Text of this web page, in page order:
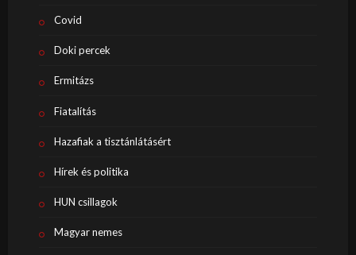
Covid
Doki percek
Ermitázs
Fiatalítás
Hazafiak a tisztánlátásért
Hírek és politika
HUN csillagok
Magyar nemes